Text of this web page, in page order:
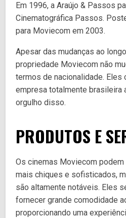
Em 1996, a Araújo & Passos
Cinematográfica Passos.
para Moviecom em 2003.
Apesar das mudanças ao
propriedade Moviecom não
termos de nacionalidade. Eles
empresa totalmente brasileira
orgulho disso.
PRODUTOS E
Os cinemas Moviecom
mais chiques e sofisticados,
são altamente notáveis. Eles
fornecer grande comodidade
proporcionando uma